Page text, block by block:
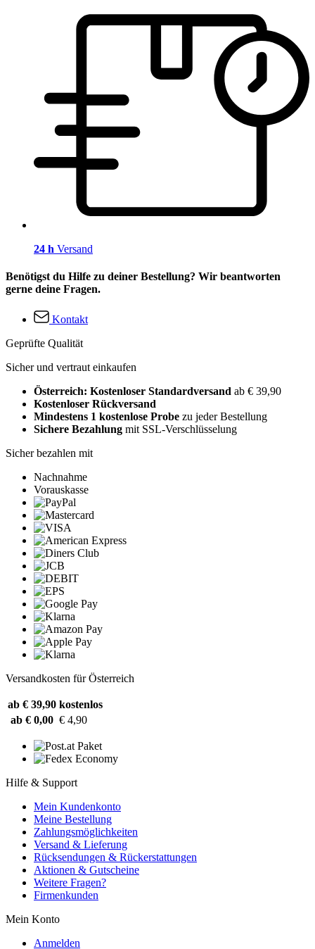
24 h Versand
Benötigst du Hilfe zu deiner Bestellung? Wir beantworten
gerne deine Fragen.
Kontakt
Geprüfte Qualität
Sicher und vertraut einkaufen
Österreich: Kostenloser Standardversand ab € 39,90
Kostenloser Rückversand
Mindestens 1 kostenlose Probe zu jeder Bestellung
Sichere Bezahlung mit SSL-Verschlüsselung
Sicher bezahlen mit
Nachnahme
Vorauskasse
Versandkosten für Österreich
ab € 39,90 kostenlos
ab € 0,00 € 4,90
Hilfe & Support
Mein Kundenkonto
Meine Bestellung
Zahlungsmöglichkeiten
Versand & Lieferung
Rücksendungen & Rückerstattungen
Aktionen & Gutscheine
Weitere Fragen?
Firmenkunden
Mein Konto
Anmelden